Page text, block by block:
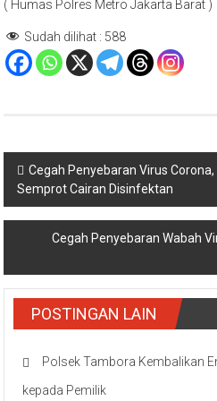
( Humas Polres Metro Jakarta Barat )
Sudah dilihat : 588
Navigasi
pos
Cegah Penyebaran Virus
Semprot Cairan Disinfektan
Cegah Penyebaran Wabah
POSTINGAN LAIN
Polsek Tambora Kembalikan
kepada Pemilik